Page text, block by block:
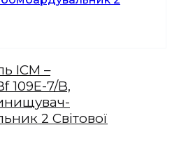
ICM –
109E-7/B,
2 Світової